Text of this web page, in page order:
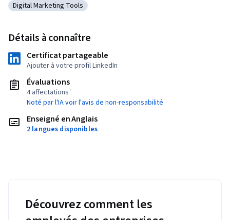
Catégorie : Digital Marketing Tools
Digital Marketing Tools
Détails à connaître
Certificat partageable
Ajouter à votre profil LinkedIn
Évaluations
4 affectations¹
Noté par l'IA voir l'avis de non-responsabilité
Enseigné en Anglais
2 langues disponibles
Découvrez comment les